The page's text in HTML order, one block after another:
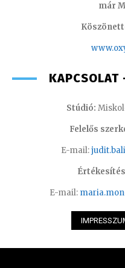
már
KAPCSOLAT
Stúdió:
Felelős
E-mail:
E-mail: